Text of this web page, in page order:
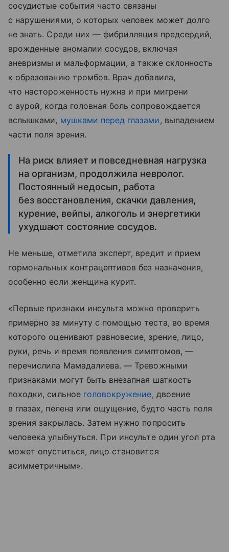
сосудистые события часто связаны
с нарушениями, о которых человек может долго
не знать. Среди них — фибрилляция предсердий,
врожденные аномалии сосудов, включая
аневризмы и мальформации, а также склонность
к образованию тромбов. Врач добавила,
что настороженность нужна и при мигрени
с аурой, когда головная боль сопровождается
вспышками, мушками перед глазами, выпадением
части поля зрения.
На риск влияет и повседневная нагрузка
на организм, продолжила невролог.
Постоянный недосып, работа
без восстановления, скачки давления,
курение, вейпы, алкоголь и энергетики
ухудшают состояние сосудов.
Не меньше, отметила эксперт, вредит и прием
гормональных контрацептивов без назначения,
особенно если женщина курит.
«Первые признаки инсульта можно проверить
примерно за минуту с помощью теста, во время
которого оценивают равновесие, зрение, лицо,
руки, речь и время появления симптомов, —
перечислила Мамадалиева. — Тревожными
признаками могут быть внезапная шаткость
походки, сильное головокружение, двоение
в глазах, пелена или ощущение, будто часть поля
зрения закрылась. Затем нужно попросить
человека улыбнуться. При инсульте один угол рта
может опуститься, лицо становится
асимметричным».